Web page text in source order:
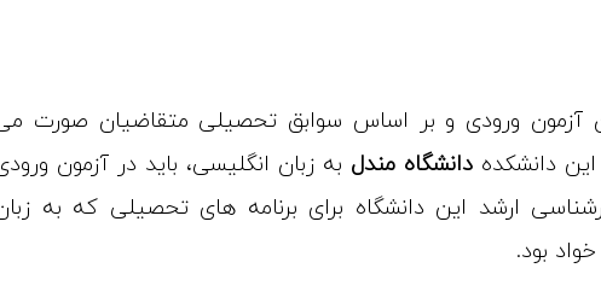
آزمون ورودی و بر اساس سوابق تحصیلی متقاضیان صورت
این دانشکدهدانشگاه مندل به زبان انگلیسی، باید در آزمون
ارشد این دانشگاه برای برنامه های تحصیلی که به